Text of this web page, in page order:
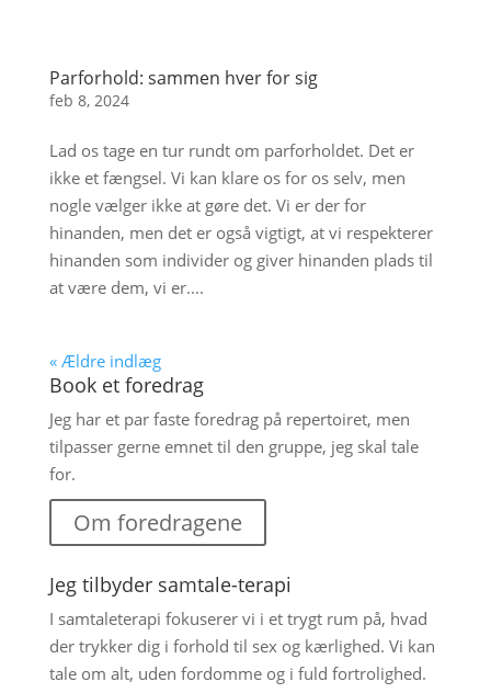
Parforhold: sammen hver for sig
feb 8, 2024
Lad os tage en tur rundt om parforholdet. Det er
ikke et fængsel. Vi kan klare os for os selv, men
nogle vælger ikke at gøre det. Vi er der for
hinanden, men det er også vigtigt, at vi respekterer
hinanden som individer og giver hinanden plads til
at være dem, vi er....
« Ældre indlæg
Book et foredrag
Jeg har et par faste foredrag på repertoiret, men
tilpasser gerne emnet til den gruppe, jeg skal tale
for.
Om foredragene
Jeg tilbyder samtale-terapi
I samtaleterapi fokuserer vi i et trygt rum på, hvad
der trykker dig i forhold til sex og kærlighed. Vi kan
tale om alt, uden fordomme og i fuld fortrolighed.